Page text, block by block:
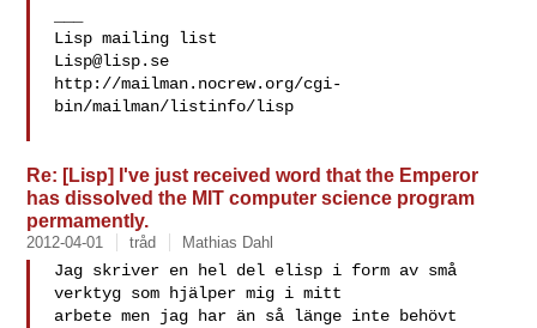
Lisp@lisp.se
http://mailman.nocrew.org/cgi-
bin/mailman/listinfo/lisp
Re: [Lisp] I've just received word that the Emperor
has dissolved the MIT computer science program
permamently.
2012-04-01 tråd Mathias Dahl
Jag skriver en hel del elisp i form av små
verktyg som hjälper mig i mitt
arbete men jag har än så länge inte behövt